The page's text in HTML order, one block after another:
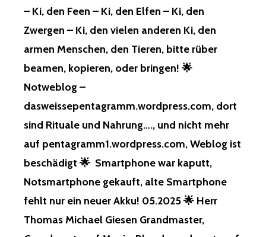
LEGALEN MI
ANGSTRANSENKI, VO
N MI
R DI
KI, WA
, UN
D FÜ
E VI
ELEN AN
…, VO
N MI
– Ki, den Feen – Ki, den Elfen – Ki, den
Zwergen – Ki, den vielen anderen Ki, den
armen Menschen, den Tieren, bitte rüber
beamen, kopieren, oder bringen! 🌟
Notweblog –
dasweissepentagramm.wordpress.com, dort
sind Rituale und Nahrung…., und nicht mehr
auf pentagramm1.wordpress.com, Weblog ist
beschädigt 🌟 Smartphone war kaputt,
Notsmartphone gekauft, alte Smartphone
fehlt nur ein neuer Akku! 05.2025 🌟 Herr
Thomas Michael Giesen Grandmaster,